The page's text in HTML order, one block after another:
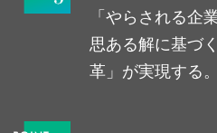
「やらされる企
思ある解に基づ
革」が実現する。